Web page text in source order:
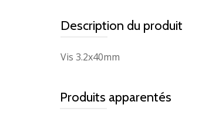
Description du produit
Vis 3.2x40mm
Produits apparentés